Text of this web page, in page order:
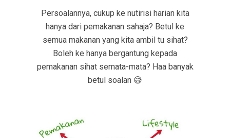
Persoalannya, cukup ke nutirisi harian kita
hanya dari pemakanan sahaja? Betul ke
semua makanan yang kita ambil tu sihat?
Boleh ke hanya bergantung kepada
pemakanan sihat semata-mata? Haa banyak
betul soalan 😅